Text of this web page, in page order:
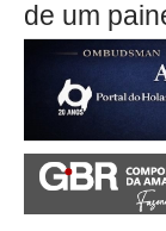
de um